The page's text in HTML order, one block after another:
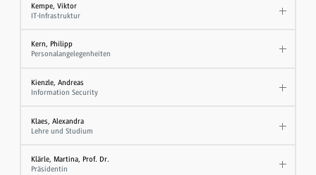
Kempe, Viktor
IT-Infrastruktur
Kern, Philipp
Personalangelegenheiten
Kienzle, Andreas
Information Security
Klaes, Alexandra
Lehre und Studium
Klärle, Martina, Prof. Dr.
Präsidentin